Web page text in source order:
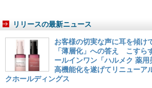
リリースの最新ニュース
お客様の切実な声に耳を傾け
「薄層化」への答え こすら
ールインワン「ハルメク 薬
高機能化を遂げてリニューア
クホールディングス